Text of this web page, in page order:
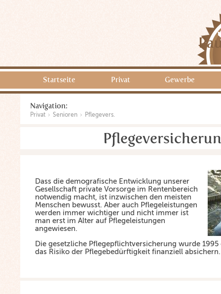
Startseite Privat Gewerbe
Navigation:
Privat Senioren Pflegevers.
Dass die demografische Entwicklung unserer
Gesellschaft private Vorsorge im Rentenbereich
notwendig macht, ist inzwischen den meisten
Menschen bewusst. Aber auch Pflegeleistungen
werden immer wichtiger und nicht immer ist
man erst im Alter auf Pflegeleistungen
angewiesen.
Die gesetzliche Pflegepflichtversicherung wurde
das Risiko der Pflegebedürftigkeit finanziell absichern.